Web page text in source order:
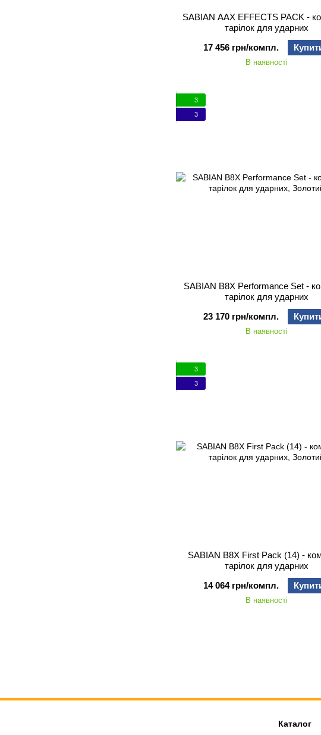
SABIAN AAX EFFECTS PACK -
тарілок для ударних
17 456 грн/компл.
В наявності
3
3
SABIAN B8X Performance Set -
тарілок для ударних
23 170 грн/компл.
В наявності
3
3
SABIAN B8X First Pack (14) -
тарілок для ударних
14 064 грн/компл.
В наявності
Каталог